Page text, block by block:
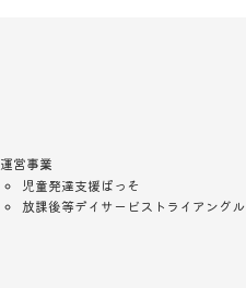
運営事業
児童発達支援ぱっそ
放課後等デイサービストライアングル